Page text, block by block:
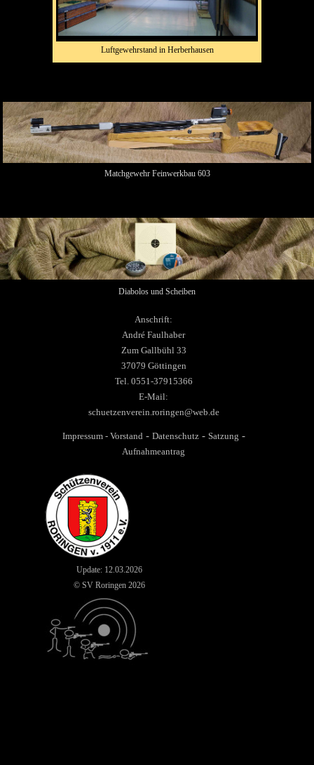
Luftgewehrstand in Herberhausen
Matchgewehr Feinwerkbau 603
Diabolos und Scheiben
Anschrift:
André Faulhaber
Zum Gallbühl 33
37079 Göttingen
Tel. 0551-37915366
E-Mail:
schuetzenverein.roringen@web.de
Impressum- Vorstand - Datenschutz- Satzung -
Aufnahmeantrag
Update: 12.03.2026
© SV Roringen 2026